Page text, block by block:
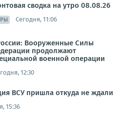
сводка на утро 08.08.26
Сегодня, 11:06
Вооруженные Силы
продолжают
военной операции
12:30
ВСУ пришла откуда не ждали
15:36